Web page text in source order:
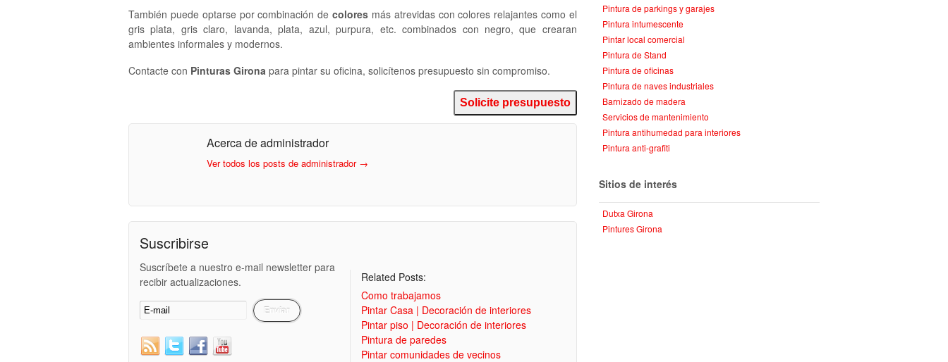
También puede optarse por combinación decolores más atrevidas con colores relajantes como el
gris plata, gris claro, lavanda, plata, azul, purpura, etc. combinados con negro, que crearan
ambientes informales y modernos.
Contacte con Pinturas Girona para pintar su oficina, solicítenos presupuesto sin compromiso.
Solicite presupuesto
Acerca de administrador
Ver todos los posts de administrador →
Suscribirse
Suscríbete a nuestro e-mail newsletter para
recibir actualizaciones.
Related Posts:
Como trabajamos
Pintar Casa | Decoración de interiores
Pintar piso | Decoración de interiores
Pintura de paredes
Pintar comunidades de vecinos
Pintura de parkings y garajes
Pintura intumescente
Pintar local comercial
Pintura de Stand
Pintura de oficinas
Pintura de naves industriales
Barnizado de madera
Servicios de mantenimiento
Pintura antihumedad para interiores
Pintura anti-grafiti
Sitios de interés
Dutxa Girona
Pintures Girona